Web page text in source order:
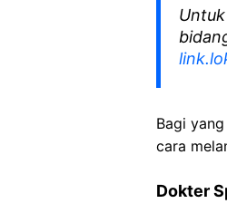
Bagi
cara
Dokter